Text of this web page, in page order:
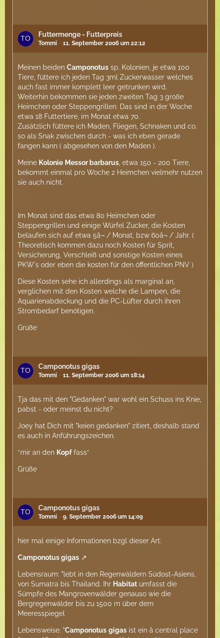
Futtermenge - Futterpreis
Tommi 11. September 2006 um 22:12
Meinen beiden Camponotus sp. Kolonien, je etwa 100
Tiere, füttere ich jeden Tag 3ml Zuckerwasser welches
auch fast immer komplett leer getrunken wird.
Weiterhin bekommen sie jeden zweiten Tag 3 große
Heimchen oder Steppengrillen. Das sind in der Woche
etwa 18 Futtertiere, im Monat etwa 70.
Zusätzlich füttere ich Maden, Fliegen, Schnaken und co.
so als Snak zwischen durch - was ich eben gerade
fangen kann ( abgesehen von den Maden ).
Meine Kolonie Messor barbarus , etwa 150 - 200 Tiere,
bekommt einmal pro Woche 2 Heimchen vielmehr nutzen
sie auch nicht.
Im Monat sind das etwa 80 Heimchen oder
Steppengrillen und einige Würfel Zucker, die Kosten
belaufen sich auf etwa 5â¬ / Monat, bzw 60â¬ / Jahr. (
Theoretisch kommen dazu noch Kosten für Sprit,
Versicherung, Verschleiß und sonstige Kosten eines
PKW's oder eben die kosten für den öffentlichen PNV )
Diese Kosten sehe ich allerdings als marginal an,
verglichen mit den Kosten welche die Lampen, die
Aquarienabdeckung und die PC-Lüfter durch ihren
Strombedarf benötigen.
Grüße
Camponotus gigas
Tommi 11. September 2006 um 18:14
Tja das mit den "Gedanken" war wohl ein Schuss ins Knie,
pabst - oder meinst du nicht?
Joey hat Dich mit "keien gedanken" zitiert, deshalb stand
es auch in Anführungszeichen.
*mir an den Kopffass*
Grüße
Camponotus gigas
Tommi 9. September 2006 um 14:09
hier mal einige Informationen bzgl dieser Art:
Camponotus gigas
Lebensraum: "lebt in den Regenwäldern Südost-Asiens,
von Sumatra bis Thailand. Ihr Habitat umfasst die
Sümpfe des Mangrovenwälder genauso wie die
Bergregenwälder bis zu 1500 m über dem
Meeresspiegel
Lebensweise: "Camponotus gigas ist ein â central place